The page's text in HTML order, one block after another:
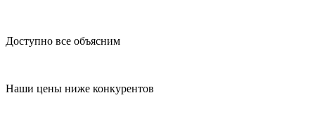
Доступно все объясним
Наши цены ниже конкурентов